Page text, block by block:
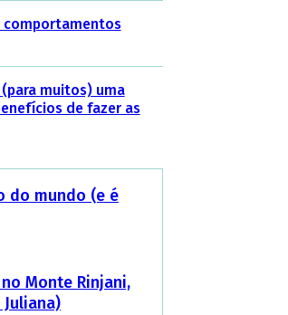
comportamentos
muitos) uma
de fazer as
do mundo (e é
Monte Rinjani,